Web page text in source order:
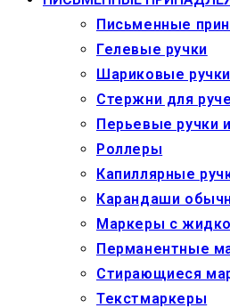
Письменные
Гелевые ручки
Шариковые ручки
Стержни для
Перьевые ручки
Роллеры
Капиллярные
Карандаши
Маркеры c
Перманентные
Стирающиеся
Текстмаркеры